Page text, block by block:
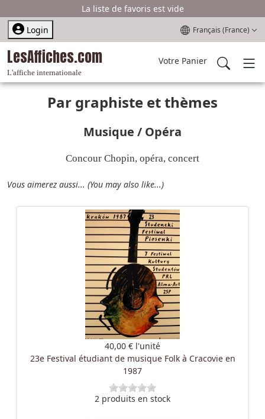
La liste de favoris est vide
Login
Sélectionnez votre
Français (France)
LesAffiches.com
L'affiche internationale
Votre Panier
Par graphiste et thèmes
Musique / Opéra
Concour Chopin, opéra, concert
Vous aimerez aussi... (You may also like...)
40,00 € l'unité
23e Festival étudiant de musique Folk à Cracovie en
1987
2 produits en stock